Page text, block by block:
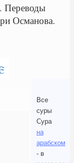
Переводы
Османова.
Все
суры
Сура
на
арабском
- в